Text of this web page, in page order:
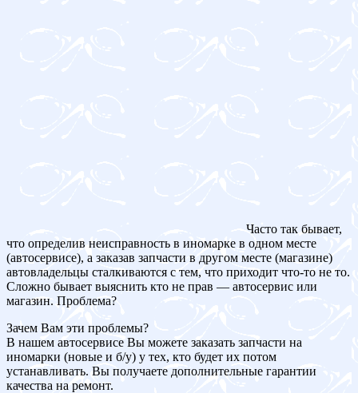
Часто так бывает,
что определив неисправность в иномарке в одном месте
(автосервисе), а заказав запчасти в другом месте (магазине)
автовладельцы сталкиваются с тем, что приходит что-то не то.
Сложно бывает выяснить кто не прав — автосервис или
магазин. Проблема?
Зачем Вам эти проблемы?
В нашем автосервисе Вы можете заказать запчасти на
иномарки (новые и б/у) у тех, кто будет их потом
устанавливать. Вы получаете дополнительные гарантии
качества на ремонт.